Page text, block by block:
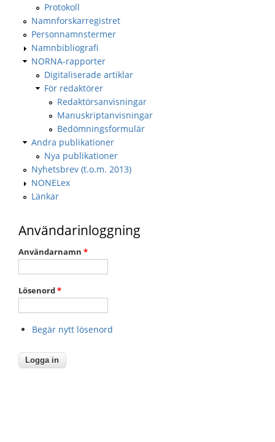
Protokoll
Namnforskarregistret
Personnamnstermer
Namnbibliografi
NORNA-rapporter
Digitaliserade artiklar
För redaktörer
Redaktörsanvisningar
Manuskriptanvisningar
Bedömningsformulär
Andra publikationer
Nya publikationer
Nyhetsbrev (t.o.m. 2013)
NONELex
Länkar
Användarinloggning
Användarnamn *
Lösenord*
Begär nytt lösenord